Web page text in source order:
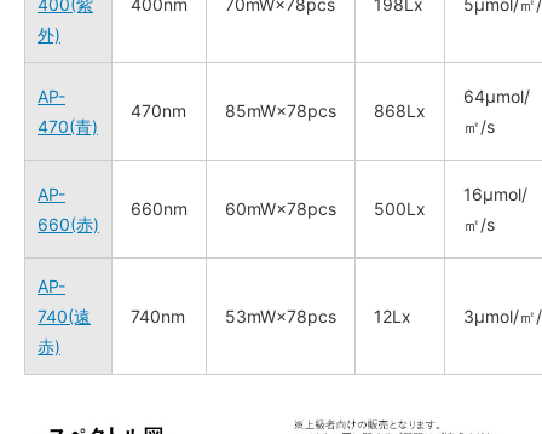
400(紫
外)
400nm 70mW×78pcs 198Lx 5μmol/㎡
AP-
470(青)
470nm 85mW×78pcs 868Lx
64μmol/
㎡/s
AP-
660(赤)
660nm 60mW×78pcs 500Lx
16μmol/
㎡/s
AP-
740(遠
赤)
740nm 53mW×78pcs 12Lx 3μmol/㎡